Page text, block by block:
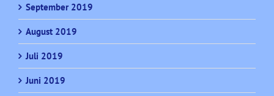
September 2019
August 2019
Juli 2019
Juni 2019